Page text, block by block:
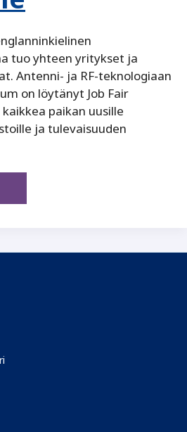
tuo yhteen yritykset ja
Antenni- ja RF-teknologiaan
on löytänyt Job Fair
paikan uusille
ja tulevaisuuden